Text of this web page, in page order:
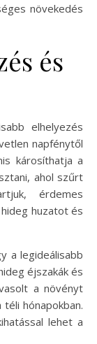
növekedés
és
elhelyezés
napfénytől
károsíthatja a
ahol szűrt
érdemes
huzatot és
a legideálisabb
éjszakák és
a növényt
hónapokban.
lehet a